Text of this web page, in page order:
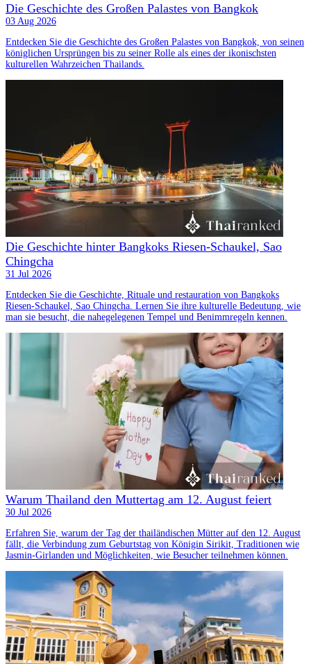
Die Geschichte des Großen Palastes von Bangkok
03 Aug 2026
Entdecken Sie die Geschichte des Großen Palastes von Bangkok, von seinen
königlichen Ursprüngen bis zu seiner Rolle als eines der ikonischsten
kulturellen Wahrzeichen Thailands.
Die Geschichte hinter Bangkoks Riesen-Schaukel, Sao
Chingcha
31 Jul 2026
Entdecken Sie die Geschichte, Rituale und restauration von Bangkoks
Riesen-Schaukel, Sao Chingcha. Lernen Sie ihre kulturelle Bedeutung, wie
man sie besucht, die nahegelegenen Tempel und Benimmregeln kennen.
Warum Thailand den Muttertag am 12. August feiert
30 Jul 2026
Erfahren Sie, warum der Tag der thailändischen Mütter auf den 12. August
fällt, die Verbindung zum Geburtstag von Königin Sirikit, Traditionen wie
Jasmin-Girlanden und Möglichkeiten, wie Besucher teilnehmen können.